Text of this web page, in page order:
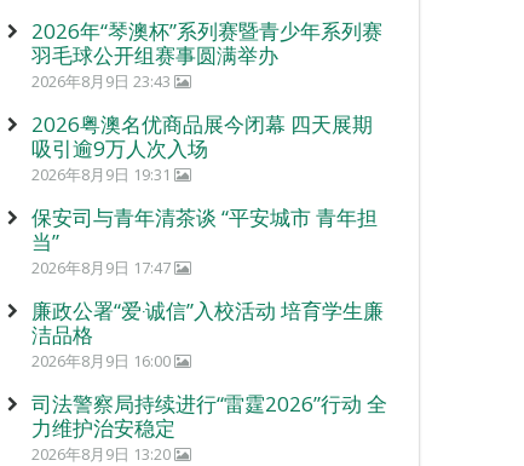
2026年“琴澳杯”系列赛暨青少年系列赛
羽毛球公开组赛事圆满举办
2026年8月9日 23:43
2026粤澳名优商品展今闭幕 四天展期
吸引逾9万人次入场
2026年8月9日 19:31
保安司与青年清茶谈 “平安城市 青年担
当”
2026年8月9日 17:47
廉政公署“爱‧诚信”入校活动 培育学生廉
洁品格
2026年8月9日 16:00
司法警察局持续进行“雷霆2026”行动 全
力维护治安稳定
2026年8月9日 13:20